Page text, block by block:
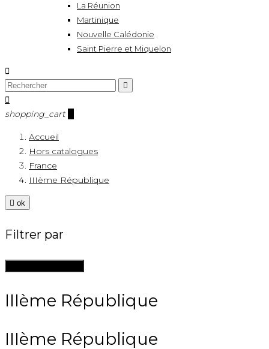
La Réunion
Martinique
Nouvelle Calédonie
Saint Pierre et Miquelon



shopping_cart
Accueil
Hors catalogues
France
IIIème République
 ok
Filtrer par
IIIème République
IIIème République